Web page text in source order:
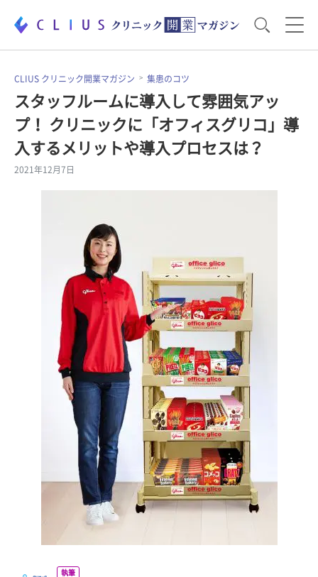
お役立ち資料 運営・経営のポイント
開業医のリアル 開業準備で大事なこと
CLIUS クリニック開業マガジン 集患のコツ
スタッフルームに導入して雰囲気アッ
プ！ クリニックに「オフィスグリコ」導
入するメリットや導入プロセスは？
2021年12月7日
執筆